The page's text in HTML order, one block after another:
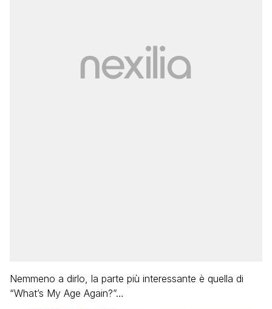
Nemmeno a dirlo, la parte più interessante è quella di
“What’s My Age Again?”…